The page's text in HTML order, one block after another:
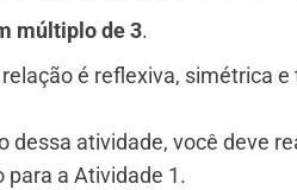
múltiplo de 3.
é reflexiva, simétrica
dessa atividade, você deve
para a Atividade 1.